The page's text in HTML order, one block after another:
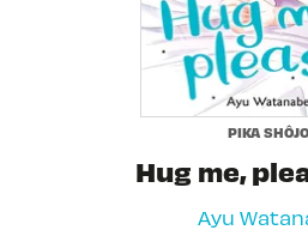
PIKA SHÔJO
Hug me,
Ayu